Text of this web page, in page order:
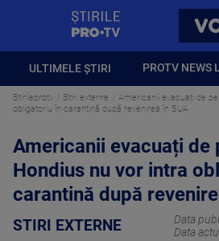
ULTIMELE ȘTIRI PROTV NEWS
Stirileprotv Stiri externe
Americanii evacuați de
obligatoriu în carantină după revenirea în SUA
Americanii evacuați de
Hondius nu vor intra
carantină după
STIRI EXTERNE Data
Data